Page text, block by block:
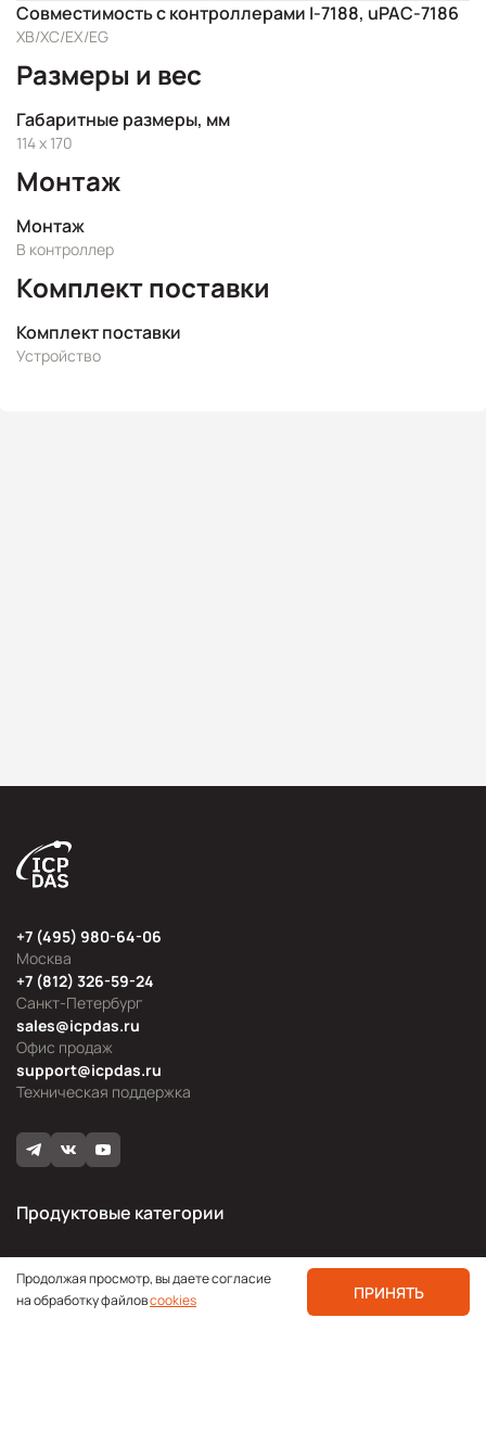
Совместимость с контроллерами I-7188, uPAC-7186
XB/XC/EX/EG
Размеры и вес
Габаритные размеры, мм
114 x 170
Монтаж
Монтаж
В контроллер
Комплект поставки
Комплект поставки
Устройство
Москва
+7 (495) 980-64-06
Офис продаж
sales@icpdas.ru
Санкт-Петербург
+7 (812) 326-59-24
Техническая поддержка
support@icpdas.ru
Продуктовые категории
Блог
Мероприятия
Продолжая просмотр, вы даете согласие
на обработку файловcookies ПРИНЯТЬ